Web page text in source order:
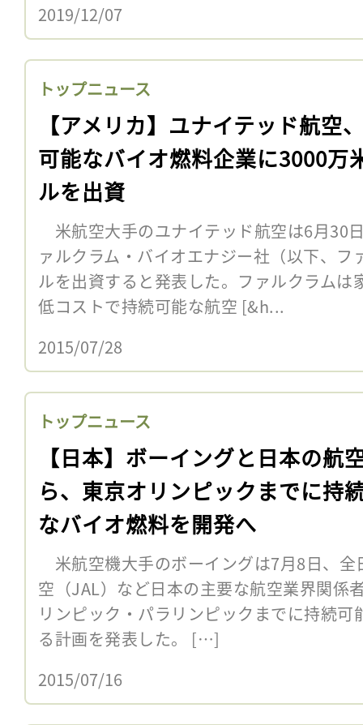
2019/12/07
トップニュース
【アメリカ】ユナイテッド航空
可能なバイオ燃料企業に3000万
ルを出資
米航空大手のユナイテッド航空は6月30
ァルクラム・バイオエナジー社（以下、フ
ルを出資すると発表した。ファルクラムは
低コストで持続可能な航空 [&h...
2015/07/28
トップニュース
【日本】ボーイングと日本の航
ら、東京オリンピックまでに持
なバイオ燃料を開発へ
米航空機大手のボーイングは7月8日、全
空（JAL）など日本の主要な航空業界関係
リンピック・パラリンピックまでに持続
る計画を発表した。 […]
2015/07/16